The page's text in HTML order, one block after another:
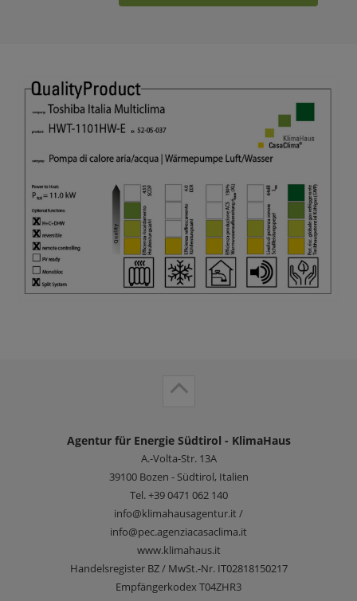
Agentur für Energie Südtirol - KlimaHaus
A.-Volta-Str. 13A
39100 Bozen - Südtirol, Italien
Tel.+39 0471 062 140
info@klimahausagentur.it /
info@pec.agenziacasaclima.it
www.klimahaus.it
Handelsregister BZ / MwSt.-Nr. IT02818150217
Empfängerkodex T04ZHR3